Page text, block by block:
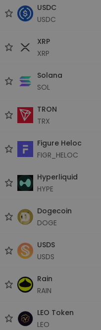
USDC
USDC
XRP
XRP
Solana
SOL
TRON
TRX
Figure Heloc
FIGR_HELOC
Hyperliquid
HYPE
Dogecoin
DOGE
USDS
USDS
Rain
RAIN
LEO Token
LEO